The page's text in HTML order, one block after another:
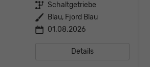
Getriebe Schaltgetriebe
Außenfarbe Blau, Fjord Blau
01.08.2026
Details